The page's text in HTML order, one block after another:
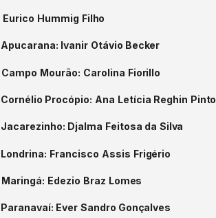
Eurico Hummig Filho
Apucarana: Ivanir Otávio Becker
Campo Mourão: Carolina Fiorillo
Cornélio Procópio: Ana Letícia Reghin Pinto
Jacarezinho: Djalma Feitosa da Silva
Londrina: Francisco Assis Frigério
Maringá: Edezio Braz Lomes
Paranavaí: Ever Sandro Gonçalves